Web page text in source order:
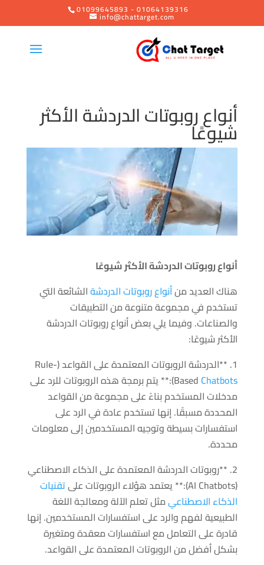
01099645893 - 01064139316
info@chattarget.com
أنواع روبوتات الدردشة الأكثر
شيوعًا
أنواع روبوتات الدردشة الأكثر شيوعًا
هناك العديد منأنواع روبوتات الدردشةالشائعة التي
تستخدم في مجموعة متنوعة من التطبيقات
والصناعات. وفيما يلي بعض أنواع روبوتات الدردشة
الأكثر شيوعًا:
1. **الدردشة الروبوتات المعتمدة على القواعد (Rule-
Based Chatbots
):** يتم برمجة هذه الروبوتات للرد على
مدخلات المستخدم بناءً على مجموعة من القواعد
المحددة مسبقًا. إنها تستخدم عادة في الرد على
استفسارات بسيطة وتوجيه المستخدمين إلى معلومات
محددة.
2. **روبوتات الدردشة المعتمدة على الذكاء الاصطناعي
(AI Chatbots):** يعتمد هؤلاء الروبوتات على
تقنيات
الذكاء الاصطناعيمثل تعلم الآلة ومعالجة اللغة
الطبيعية لفهم والرد على استفسارات المستخدمين. إنها
قادرة على التعامل مع استفسارات معقدة ومتغيرة
بشكل أفضل من الروبوتات المعتمدة على القواعد.